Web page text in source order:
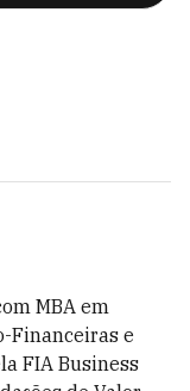
MBA em
Financeiras e
FIA Business